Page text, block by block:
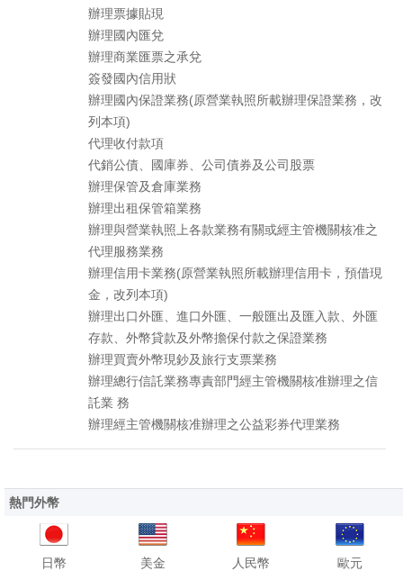
辦理票據貼現
辦理國內匯兌
辦理商業匯票之承兌
簽發國內信用狀
辦理國內保證業務(原營業執照所載辦理保證業務，改
列本項)
代理收付款項
代銷公債、國庫券、公司債券及公司股票
辦理保管及倉庫業務
辦理出租保管箱業務
辦理與營業執照上各款業務有關或經主管機關核准之
代理服務業務
辦理信用卡業務(原營業執照所載辦理信用卡，預借現
金，改列本項)
辦理出口外匯、進口外匯、一般匯出及匯入款、外匯
存款、外幣貸款及外幣擔保付款之保證業務
辦理買賣外幣現鈔及旅行支票業務
辦理總行信託業務專責部門經主管機關核准辦理之信
託業 務
辦理經主管機關核准辦理之公益彩券代理業務
熱門外幣
日幣 美金 人民幣 歐元